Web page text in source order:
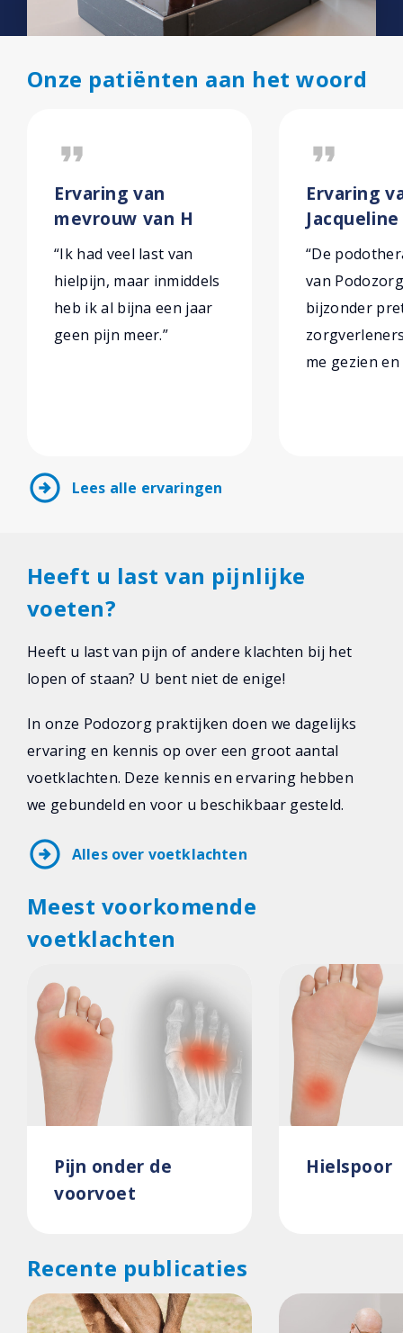
Onze patiënten aan het woord
format_quote
Ervaring van
mevrouw van H
“Ik had veel last van
hielpijn, maar inmiddels
heb ik al bijna een jaar
geen pijn meer.”
format_quote
Ervaring
Jacqueline
“De
van
bijzonder
me gezien
arrow_circle_right Lees alle ervaringen
Heeft u last van pijnlijke
voeten?
Heeft u last van pijn of andere klachten bij het
lopen of staan? U bent niet de enige!
In onze Podozorg praktijken doen we dagelijks
ervaring en kennis op over een groot aantal
voetklachten. Deze kennis en ervaring hebben
we gebundeld en voor u beschikbaar gesteld.
arrow_circle_right Alles over voetklachten
Meest voorkomende
voetklachten
Pijn onder de
voorvoet
Hielspoor
Recente publicaties